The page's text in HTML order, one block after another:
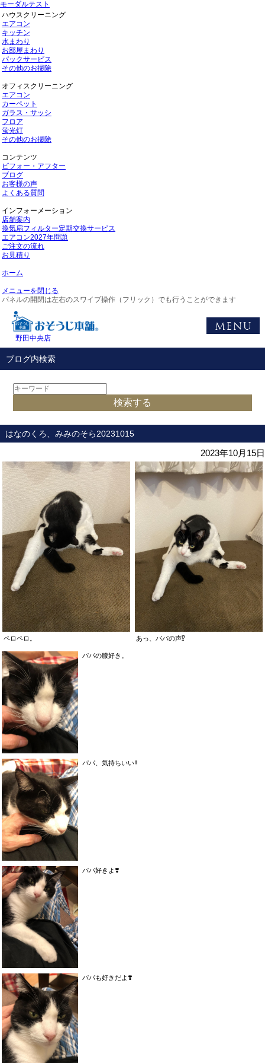
モーダルテスト
ハウスクリーニング
エアコン
キッチン
水まわり
お部屋まわり
パックサービス
その他のお掃除
オフィスクリーニング
エアコン
カーペット
ガラス・サッシ
フロア
蛍光灯
その他のお掃除
コンテンツ
ビフォー・アフター
ブログ
お客様の声
よくある質問
インフォーメーション
店舗案内
換気扇フィルター定期交換サービス
エアコン2027年問題
ご注文の流れ
お見積り
ホーム
メニューを閉じる
パネルの開閉は左右のスワイプ操作（フリック）でも行うことができます
野田中央店
ブログ内検索
はなのくろ、みみのそら20231015
2023年10月15日
ペロペロ。 あっ、パパの声⁉️
パパの膝好き。
パパ、気持ちいい‼️
パパ好きよ❣️
パパも好きだよ❣️